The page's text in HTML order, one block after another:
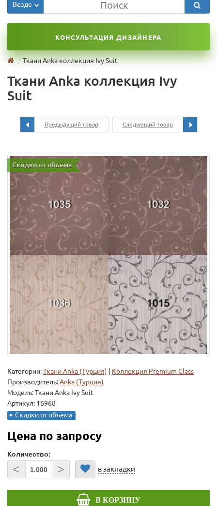
Везде
КОНСУЛЬТАЦИЯ ДИЗАЙНЕРА
Ткани Anka коллекция Ivy Suit
Ткани Anka коллекция Ivy
Suit
Предыдущий товар Следующий товар
Скидки от объема
Категории:Ткани Anka (Турция)
Коллекция Premium Class
Производитель:Anka (Турция)
Модель:Ткани Anka Ivy Suit
Артикул: 16968
Скидки от объема
Цена по запросу
Количество:
< > в закладки
В КОРЗИНУ